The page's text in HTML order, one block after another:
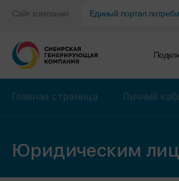
Сайт компании Единый портал
Главная страница Личный
Юридическим